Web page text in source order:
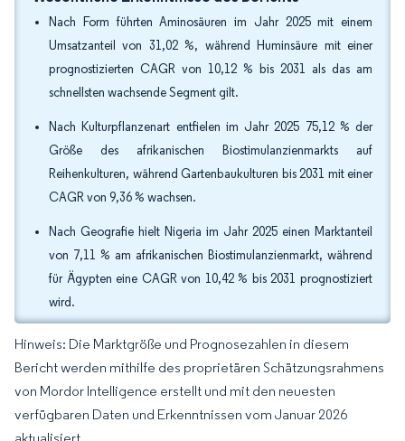
Nach Form führten Aminosäuren im Jahr 2025 mit einem
Umsatzanteil von 31,02 %, während Huminsäure mit einer
prognostizierten CAGR von 10,12 % bis 2031 als das am
schnellsten wachsende Segment gilt.
Nach Kulturpflanzenart entfielen im Jahr 2025 75,12 % der
Größe des afrikanischen Biostimulanzienmarkts auf
Reihenkulturen, während Gartenbaukulturen bis 2031 mit einer
CAGR von 9,36 % wachsen.
Nach Geografie hielt Nigeria im Jahr 2025 einen Marktanteil
von 7,11 % am afrikanischen Biostimulanzienmarkt, während
für Ägypten eine CAGR von 10,42 % bis 2031 prognostiziert
wird.
Hinweis: Die Marktgröße und Prognosezahlen in diesem
Bericht werden mithilfe des proprietären Schätzungsrahmens
von Mordor Intelligence erstellt und mit den neuesten
verfügbaren Daten und Erkenntnissen vom Januar 2026